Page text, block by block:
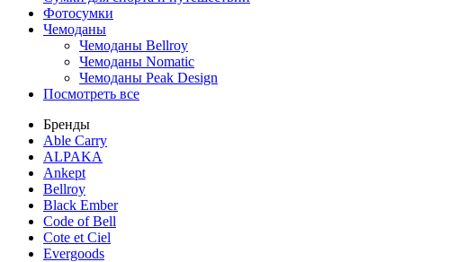
Фотосумки
Чемоданы
Чемоданы Bellroy
Чемоданы Nomatic
Чемоданы Peak Design
Посмотреть все
Бренды
Able Carry
ALPAKA
Ankept
Bellroy
Black Ember
Code of Bell
Cote et Ciel
Evergoods